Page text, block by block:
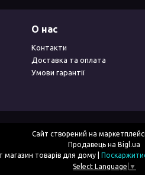
О нас
Контакти
Доставка та оплата
Умови гарантії
Сайт створений на маркетплейсі
Продавець на Bigl.ua
Select Language ▼